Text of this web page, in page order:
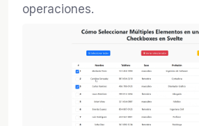
operaciones.